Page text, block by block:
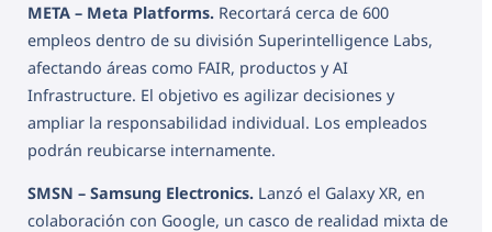
META – Meta Platforms. Recortará cerca de 600
empleos dentro de su división Superintelligence Labs,
afectando áreas como FAIR, productos y AI
Infrastructure. El objetivo es agilizar decisiones y
ampliar la responsabilidad individual. Los empleados
podrán reubicarse internamente.
SMSN – Samsung Electronics. Lanzó el Galaxy XR, en
colaboración con Google, un casco de realidad mixta de